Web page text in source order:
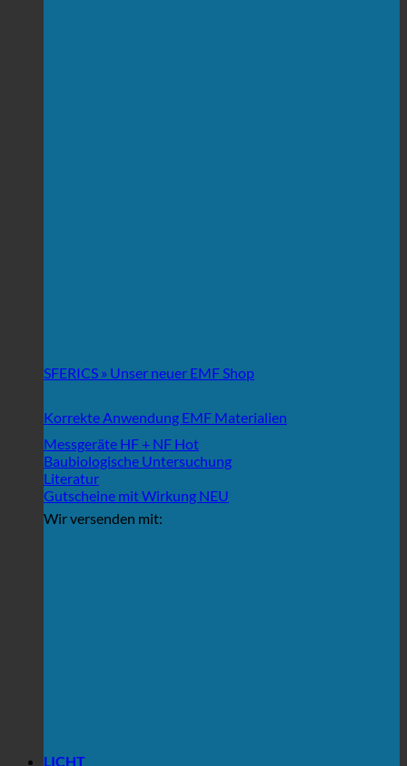
SFERICS » Unser neuer EMF Shop
Korrekte Anwendung EMF Materialien
Messgeräte HF + NF
Baubiologische Untersuchung
Literatur
Gutscheine mit Wirkung
Wir versenden mit:
LICHT